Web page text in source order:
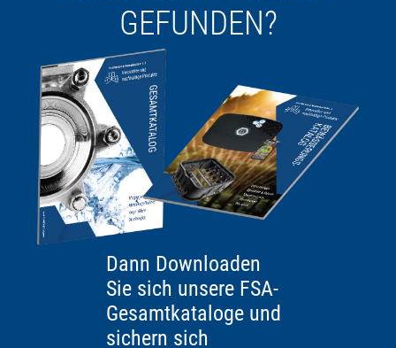
GEFUNDEN?
Dann Downloaden
Sie sich unsere FSA-
Gesamtkataloge und
sichern sich